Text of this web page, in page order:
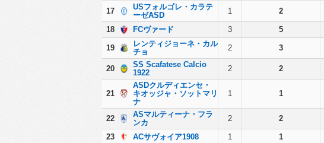
17
USフォルゴレ・カラテ
ーゼASD
1 2
18 FCヴァード 3 5
19
レンティジョーネ・カル
チョ
2 3
20
SS Scafatese Calcio
1922
2 2
21
ASDクルディエンセ・
キオッジャ・ソットマリ
ナ
1 1
22
ASマルティーナ・フラ
ンカ
2 2
23 ACサヴォイア1908 1 1